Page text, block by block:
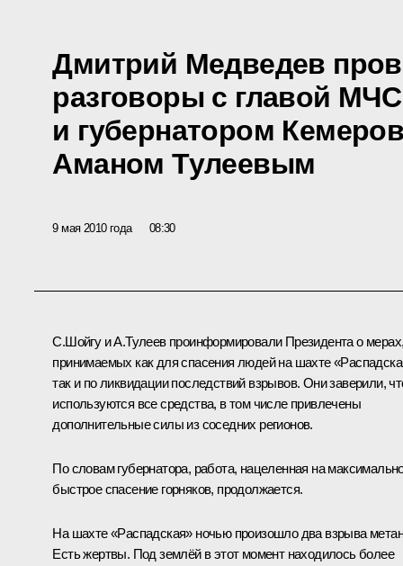
Дмитрий Медведев
разговоры с главой
и губернатором
Аманом Тулеевым
9 мая 2010 года 08:30
С.ШойгуиА.Тулеевпроинформировали Президента о
принимаемых как для спасения людей на шахте
так и по ликвидации последствий взрывов. Они заверили,
используются все средства, в том числе привлечены
дополнительные силы из соседних регионов.
По словам губернатора, работа, нацеленная на
быстрое спасение горняков, продолжается.
На шахте «Распадская» ночью произошло два взрыва
Есть жертвы. Под землёй в этот момент находилось более